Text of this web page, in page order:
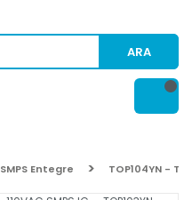
ARA
SMPS Entegre TOP104YN -